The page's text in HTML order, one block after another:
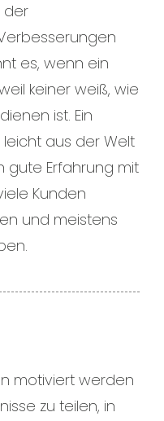
der
es, wenn ein
keiner weiß, wie
ist. Ein
aus der Welt
gute Erfahrung mit
Kunden
und meistens
motiviert werden
zu teilen, in